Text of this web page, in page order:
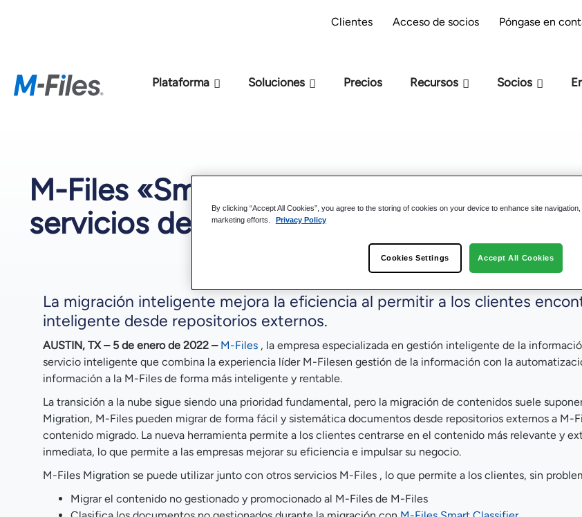
Clientes Acceso de socios Póngase en
Plataforma Soluciones Precios Recursos Socios
M-Files «Smart Content Migration» con
servicios de inteligencia
La migración inteligente mejora la eficiencia al permitir a los clientes
inteligente desde repositorios externos.
AUSTIN, TX – 5 de enero de 2022 – M-Files , la empresa especializada en gestión inteligente de la
servicio inteligente que combina la experiencia líder M-Filesen gestión de la información con la
información a la M-Files de forma más inteligente y rentable.
La transición a la nube sigue siendo una prioridad fundamental, pero la migración de contenidos suele
Migration, M-Files pueden migrar de forma fácil y sistemática documentos desde repositorios externos a
contenido migrado. La nueva herramienta permite a los clientes centrarse en el contenido más relevante y
inmediata, lo que permite a las empresas mejorar su eficiencia e impulsar su negocio.
M-Files Migration se puede utilizar junto con otros servicios M-Files , lo que permite a los clientes, sin
Migrar el contenido no gestionado y promocionado al M-Files de M-Files
IA?
By clicking “Accept All Cookies”, you agree to the storing of cookies on your device to enhance site
marketing efforts.
Privacy Policy
Cookies Settings Accept All Cookies